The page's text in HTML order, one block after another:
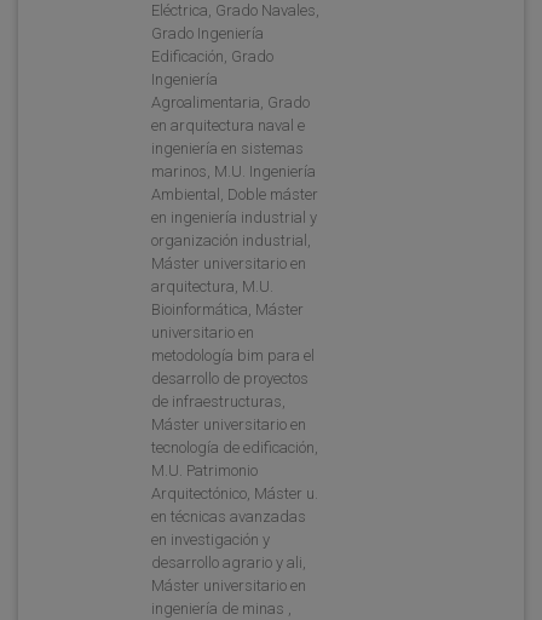
Eléctrica, Grado Navales,
Grado Ingeniería
Edificación, Grado
Ingeniería
Agroalimentaria, Grado
en arquitectura naval e
ingeniería en sistemas
marinos, M.U. Ingeniería
Ambiental, Doble máster
en ingeniería industrial y
organización industrial,
Máster universitario en
arquitectura, M.U.
Bioinformática, Máster
universitario en
metodología bim para el
desarrollo de proyectos
de infraestructuras,
Máster universitario en
tecnología de edificación,
M.U. Patrimonio
Arquitectónico, Máster u.
en técnicas avanzadas
en investigación y
desarrollo agrario y ali,
Máster universitario en
ingeniería de minas ,